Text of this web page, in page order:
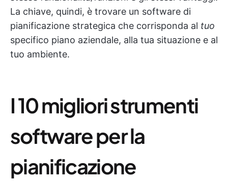
La chiave, quindi, è trovare un software di
pianificazione strategica che corrisponda al tuo
specifico piano aziendale, alla tua situazione e al
tuo ambiente.
I 10 migliori strumenti
software per la
pianificazione